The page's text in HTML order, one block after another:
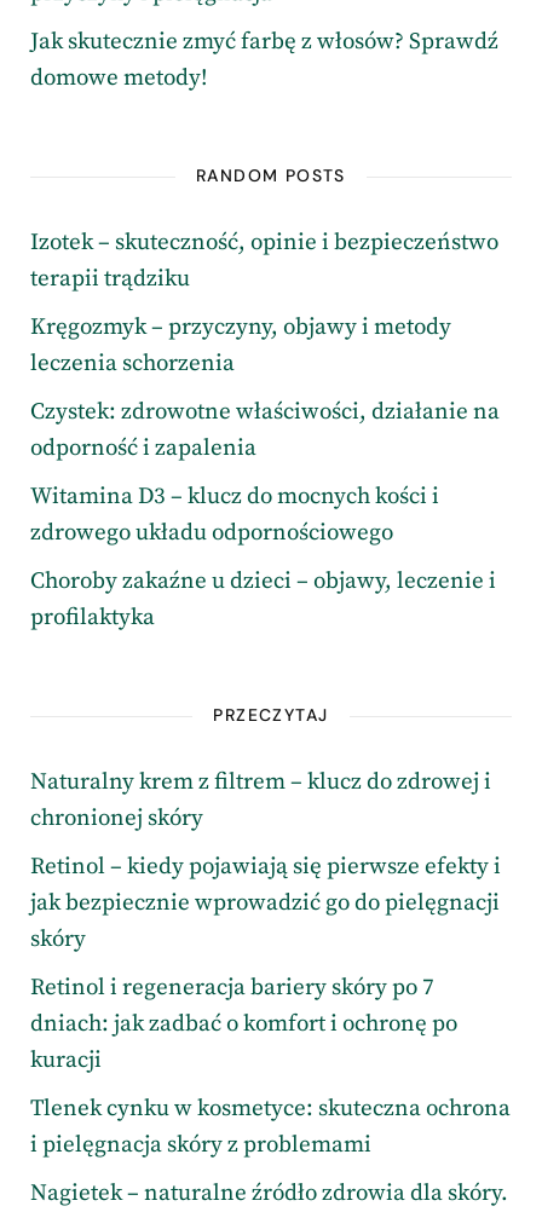
Jak skutecznie zmyć farbę z włosów? Sprawdź
domowe metody!
RANDOM POSTS
Izotek – skuteczność, opinie i bezpieczeństwo
terapii trądziku
Kręgozmyk – przyczyny, objawy i metody
leczenia schorzenia
Czystek: zdrowotne właściwości, działanie na
odporność i zapalenia
Witamina D3 – klucz do mocnych kości i
zdrowego układu odpornościowego
Choroby zakaźne u dzieci – objawy, leczenie i
profilaktyka
PRZECZYTAJ
Naturalny krem z filtrem – klucz do zdrowej i
chronionej skóry
Retinol – kiedy pojawiają się pierwsze efekty i
jak bezpiecznie wprowadzić go do pielęgnacji
skóry
Retinol i regeneracja bariery skóry po 7
dniach: jak zadbać o komfort i ochronę po
kuracji
Tlenek cynku w kosmetyce: skuteczna ochrona
i pielęgnacja skóry z problemami
Nagietek – naturalne źródło zdrowia dla skóry.